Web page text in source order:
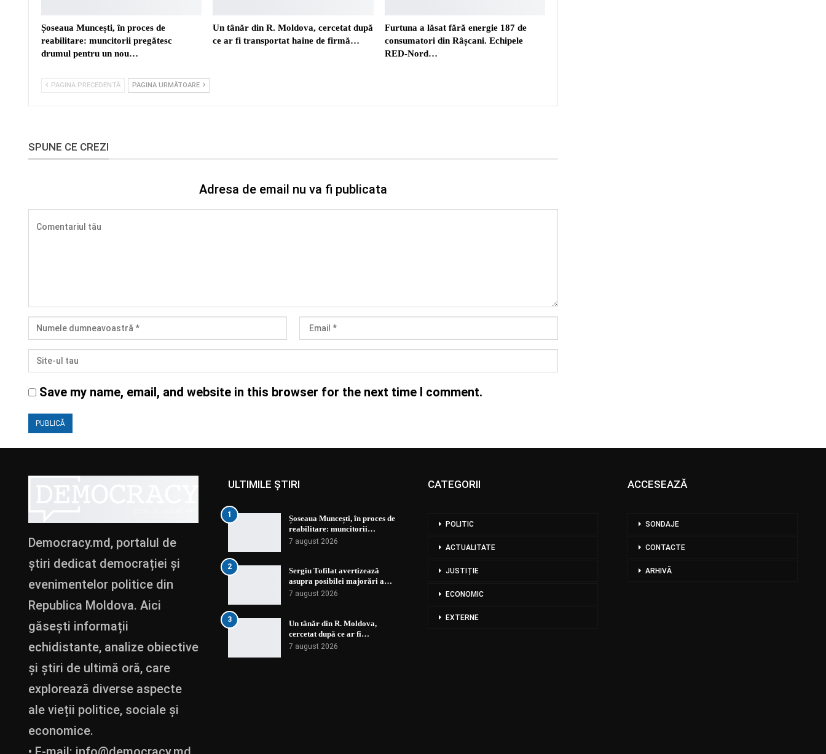
Șoseaua Muncești, în proces de
reabilitare: muncitorii pregătesc
drumul pentru un nou…
Un tânăr din R. Moldova, cercetat după
ce ar fi transportat haine de firmă…
Furtuna a lăsat fără energie 187 de
consumatori din Râșcani. Echipele
RED-Nord…
PAGINA PRECEDENTĂ PAGINA URMĂTOARE
SPUNE CE CREZI
Adresa de email nu va fi publicata
Save my name, email, and website in this browser for the next time I comment.
Democracy.md, portalul de
știri dedicat democrației și
evenimentelor politice din
Republica Moldova. Aici
găsești informații
echidistante, analize obiective
și știri de ultimă oră, care
explorează diverse aspecte
ale vieții politice, sociale și
economice.
ULTIMILE ȘTIRI
1
Șoseaua Muncești, în proces de
reabilitare: muncitorii…
7 august 2026
2
Sergiu Tofilat avertizează
asupra posibilei majorări a…
7 august 2026
3
Un tânăr din R. Moldova,
cercetat după ce ar fi…
7 august 2026
CATEGORII
POLITIC
ACTUALITATE
JUSTIȚIE
ECONOMIC
EXTERNE
ACCESEAZĂ
SONDAJE
CONTACTE
ARHIVĂ